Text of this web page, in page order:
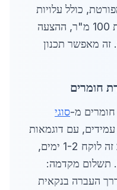
כולל עלויות
הובלה ומסים. לדוגמה, לצביעת 100 מ"ר, ההצעה
זה מאפשר תכנון
מ-סוגי
עמידים, עם דוגמאות
פיזיות זמינות בכפר סבא. שלב זה לוקח 1-2 ימים,
תשלום מקדמה:
דרך העברה בנקאית